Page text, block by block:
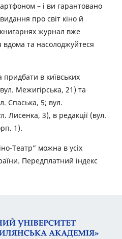
– і ви гарантовано
про світ кіно й
журнал вже
та насолоджуйтеся
в київських
Межигірська, 21) та
Спаська, 5; вул.
Лисенка, 3), в редакції (вул.
1).
Театр” можна в усіх
Передплатний індекс